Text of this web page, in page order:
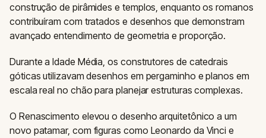
construção de pirâmides e templos, enquanto os romanos
contribuíram com tratados e desenhos que demonstram
avançado entendimento de geometria e proporção.
Durante a Idade Média, os construtores de catedrais
góticas utilizavam desenhos em pergaminho e planos em
escala real no chão para planejar estruturas complexas.
O Renascimento elevou o desenho arquitetônico a um
novo patamar, com figuras como Leonardo da Vinci e